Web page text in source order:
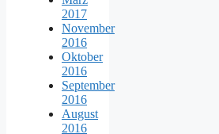
2017
November
2016
Oktober
2016
September
2016
August
2016